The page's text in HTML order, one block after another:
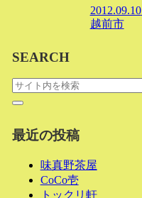
2012.09.10
越前市
SEARCH
最近の投稿
味真野茶屋
CoCo壱
トックリ軒